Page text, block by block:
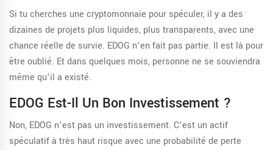
Si tu cherches une cryptomonnaie pour spéculer, il y a des
dizaines de projets plus liquides, plus transparents, avec une
chance réelle de survie. EDOG n’en fait pas partie. Il est là pour
être oublié. Et dans quelques mois, personne ne se souviendra
même qu’il a existé.
EDOG Est-Il Un Bon Investissement ?
Non, EDOG n’est pas un investissement. C’est un actif
spéculatif à très haut risque avec une probabilité de perte